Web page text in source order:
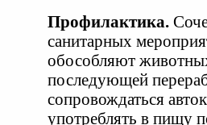
Профилактика.
санитарных
обособляют
последующей
сопровождаться
употреблять в пищу